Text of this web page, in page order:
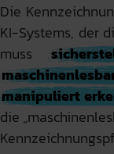
Die
KI-Systems, der
muss
manipuliert
die